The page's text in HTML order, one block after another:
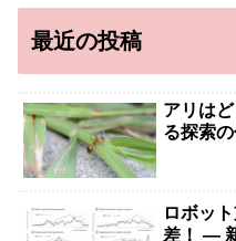
最近の投稿
アリは
る探索
ロボッ
差！ —